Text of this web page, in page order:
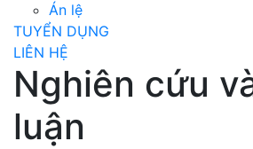
Án lệ
TUYỂN DỤNG
LIÊN HỆ
Nghiên cứu
luận